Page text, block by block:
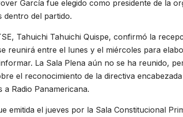
García fue elegido como presidente de la
dentro del partido.
Tahuichi Tahuichi Quispe, confirmó la
reunirá entre el lunes y el miércoles para
La Sala Plena aún no se ha reunido,
el reconocimiento de la directiva
a Radio Panamericana.
emitida el jueves por la Sala Constitucional